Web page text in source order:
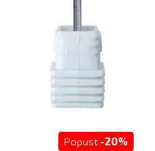
Popust -20%